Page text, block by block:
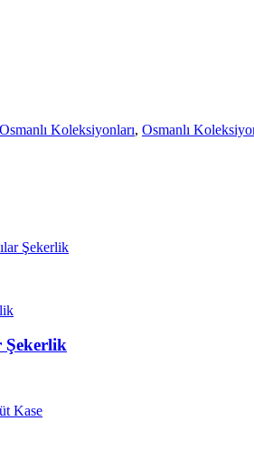
Osmanlı Koleksiyonları, Osmanlı
Şekerlik